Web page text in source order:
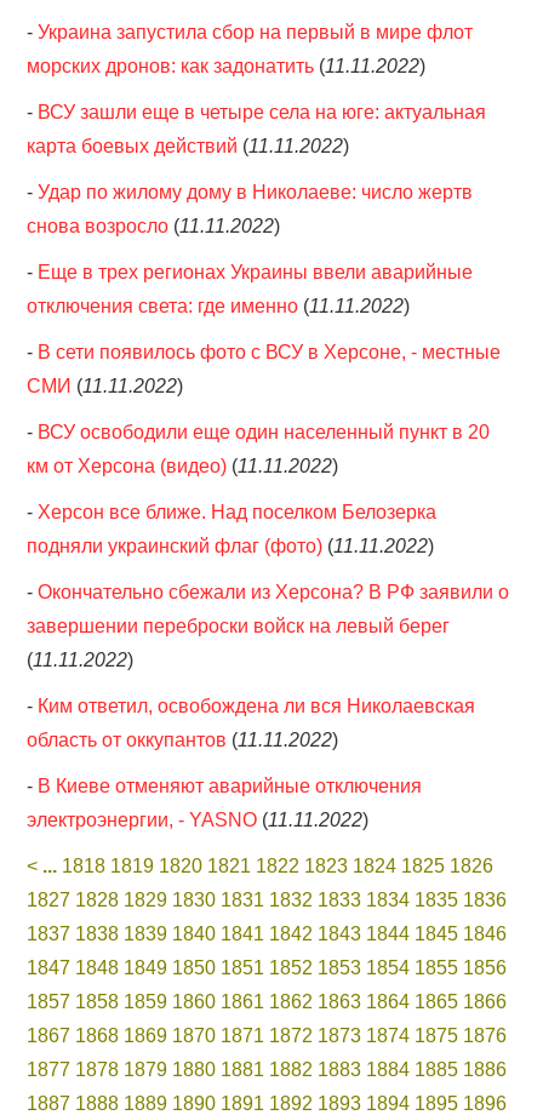
-Украина запустила сбор на первый в мире флот
морских дронов: как задонатить (11.11.2022)
- ВСУ зашли еще в четыре села на юге: актуальная
карта боевых действий (11.11.2022)
-Удар по жилому дому в Николаеве: число жертв
снова возросло (11.11.2022)
- Еще в трех регионах Украины ввели аварийные
отключения света: где именно (11.11.2022)
- В сети появилось фото с ВСУ в Херсоне, - местные
СМИ (11.11.2022)
- ВСУ освободили еще один населенный пункт в 20
км от Херсона (видео) (11.11.2022)
- Херсон все ближе. Над поселком Белозерка
подняли украинский флаг (фото) (11.11.2022)
-Окончательно сбежали из Херсона? В РФ заявили о
завершении переброски войск на левый берег
(11.11.2022)
- Ким ответил, освобождена ли вся Николаевская
область от оккупантов (11.11.2022)
- В Киеве отменяют аварийные отключения
электроэнергии, - YASNO (11.11.2022)
< ... 1818 1819 1820 1821 1822 1823 1824 1825 1826
1827 1828 1829 1830 1831 1832 1833 1834 1835 1836
1837 1838 1839 1840 1841 1842 1843 1844 1845 1846
1847 1848 1849 1850 1851 1852 1853 1854 1855 1856
1857 1858 1859 1860 1861 1862 1863 1864 1865 1866
1867 1868 1869 1870 1871 1872 1873 1874 1875 1876
1877 1878 1879 1880 1881 1882 1883 1884 1885 1886
1887 1888 1889 1890 1891 1892 1893 1894 1895 1896